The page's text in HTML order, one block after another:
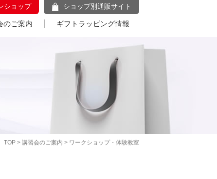
ショップ ショップ別通販サイト
のご案内 ギフトラッピング情報
TOP > 講習会のご案内 > ワークショップ・体験教室